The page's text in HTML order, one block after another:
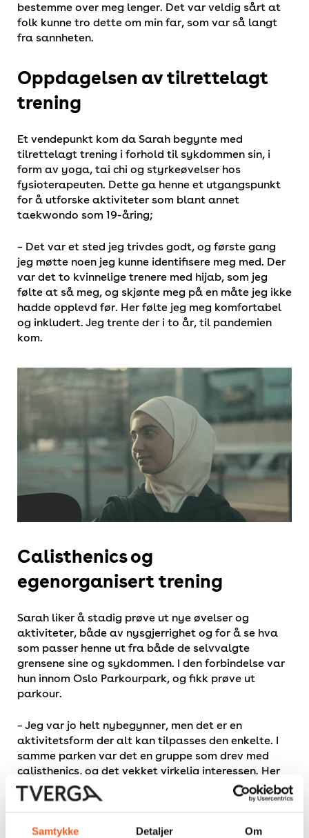
Samtykke Detaljer Om
bestemme over meg lenger. Det var veldig sårt at
folk kunne tro dette om min far, som var så langt
fra sannheten.
Oppdagelsen av tilrettelagt
trening
Et vendepunkt kom da Sarah begynte med
tilrettelagt trening i forhold til sykdommen sin, i
form av yoga, tai chi og styrkeøvelser hos
fysioterapeuten. Dette ga henne et utgangspunkt
for å utforske aktiviteter som blant annet
taekwondo som 19-åring;
– Det var et sted jeg trivdes godt, og første gang
jeg møtte noen jeg kunne identifisere meg med. Der
var det to kvinnelige trenere med hijab, som jeg
følte at så meg, og skjønte meg på en måte jeg ikke
hadde opplevd før. Her følte jeg meg komfortabel
og inkludert. Jeg trente der i to år, til pandemien
kom.
Calisthenics og
egenorganisert trening
Sarah liker å stadig prøve ut nye øvelser og
aktiviteter, både av nysgjerrighet og for å se hva
som passer henne ut fra både de selvvalgte
grensene sine og sykdommen. I den forbindelse var
hun innom Oslo Parkourpark, og fikk prøve ut
parkour.
– Jeg var jo helt nybegynner, men det er en
aktivitetsform der alt kan tilpasses den enkelte. I
samme parken var det en gruppe som drev med
calisthenics, og det vekket virkelig interessen. Her
utforsket jeg øvelser som passet sykdommen, som
dempet smerter, ga meg bedre bevegelse, og ikke
ivaretatt, der særlig den ene treneren virkelig forsto